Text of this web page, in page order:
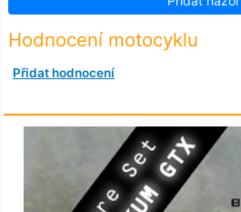
Hodnocení motocyklu
Přidat hodnocení